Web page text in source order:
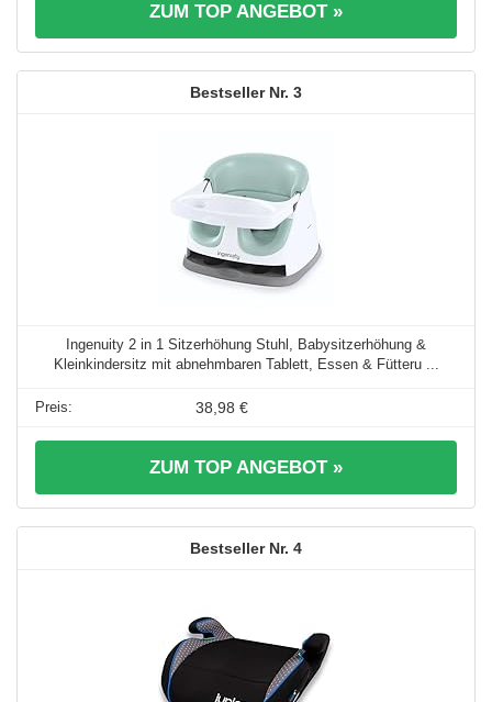
ZUM TOP ANGEBOT »
3
Ingenuity 2 in 1 Sitzerhöhung Stuhl, Babysitzerhöhung &
Kleinkindersitz mit abnehmbaren Tablett, Essen & Fütteru ...
38,98 €
ZUM TOP ANGEBOT »
4